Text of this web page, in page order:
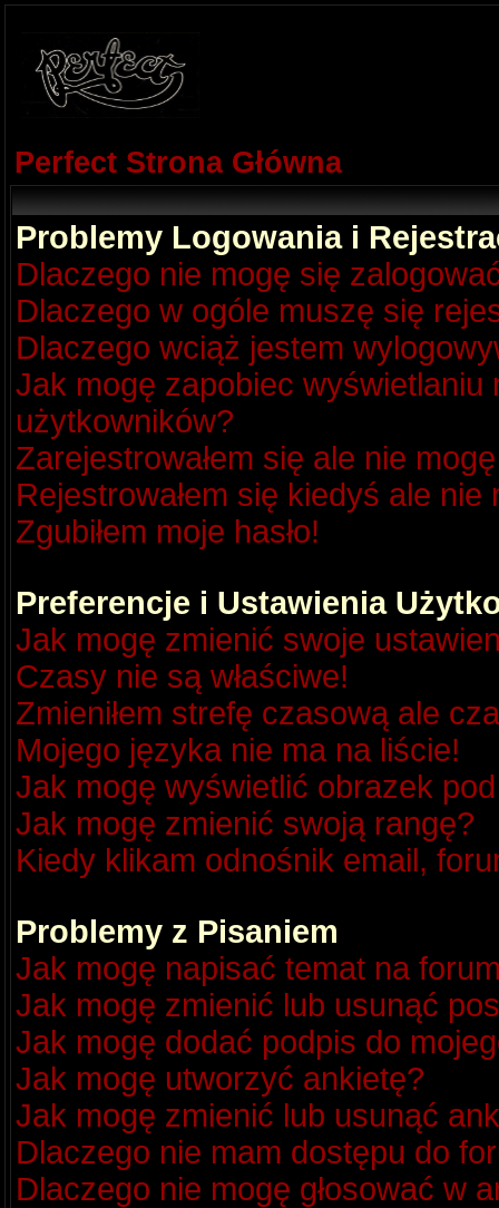
Perfect Strona Główna
Problemy Logowania i
Dlaczego nie mogę się
Dlaczego w ogóle muszę się
Dlaczego wciąż jestem
Jak mogę zapobiec
użytkowników?
Zarejestrowałem się ale nie
Rejestrowałem się kiedyś ale
Zgubiłem moje hasło!
Preferencje i Ustawienia
Jak mogę zmienić swoje
Czasy nie są właściwe!
Zmieniłem strefę czasową ale
Mojego języka nie ma na liście!
Jak mogę wyświetlić obrazek
Jak mogę zmienić swoją rangę?
Kiedy klikam odnośnik email,
Problemy z Pisaniem
Jak mogę napisać temat na
Jak mogę zmienić lub usunąć
Jak mogę dodać podpis do
Jak mogę utworzyć ankietę?
Jak mogę zmienić lub usunąć
Dlaczego nie mam dostępu do
Dlaczego nie mogę głosować w